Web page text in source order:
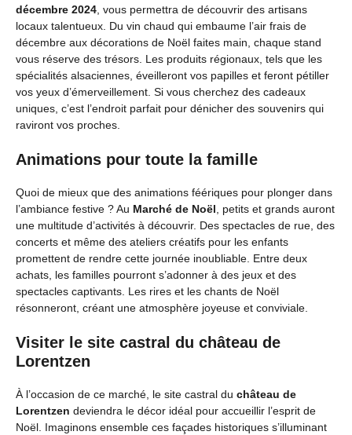
décembre 2024 , vous permettra de découvrir des artisans
locaux talentueux. Du vin chaud qui embaume l’air frais de
décembre aux décorations de Noël faites main, chaque stand
vous réserve des trésors. Les produits régionaux, tels que les
spécialités alsaciennes, éveilleront vos papilles et feront pétiller
vos yeux d’émerveillement. Si vous cherchez des cadeaux
uniques, c’est l’endroit parfait pour dénicher des souvenirs qui
raviront vos proches.
Animations pour toute la famille
Quoi de mieux que des animations féériques pour plonger dans
l’ambiance festive ? Au Marché de Noël , petits et grands auront
une multitude d’activités à découvrir. Des spectacles de rue, des
concerts et même des ateliers créatifs pour les enfants
promettent de rendre cette journée inoubliable. Entre deux
achats, les familles pourront s’adonner à des jeux et des
spectacles captivants. Les rires et les chants de Noël
résonneront, créant une atmosphère joyeuse et conviviale.
Visiter le site castral du château de
Lorentzen
À l’occasion de ce marché, le site castral du château de
Lorentzen deviendra le décor idéal pour accueillir l’esprit de
Noël. Imaginons ensemble ces façades historiques s’illuminant